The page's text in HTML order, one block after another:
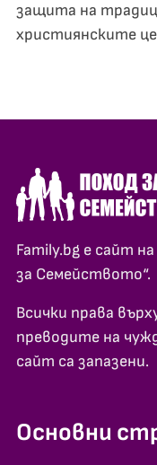
защита на
християнските
Family.bg е сайт
за Семейството“.
Всички права
преводите на
сайт са запазени.
Основни